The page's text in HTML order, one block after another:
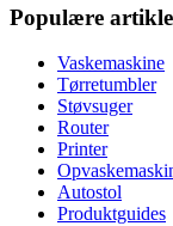
Populære
Vaskemaskine
Tørretumbler
Støvsuger
Router
Printer
Autostol
Produktguides